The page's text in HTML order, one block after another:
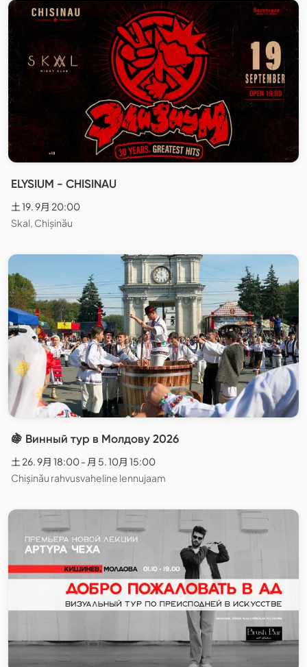
ELYSIUM - CHISINAU
土 19. 9月 20:00
Skal, Chișinău
🍇 Винный тур в Молдову 2026
土 26. 9月 18:00 - 月 5. 10月 15:00
Chișinău rahvusvaheline lennujaam